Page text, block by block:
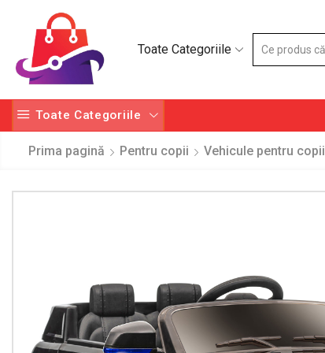
Toate Categoriile
Toate Categoriile
Prima pagină Pentru copii Vehicule pentru copii